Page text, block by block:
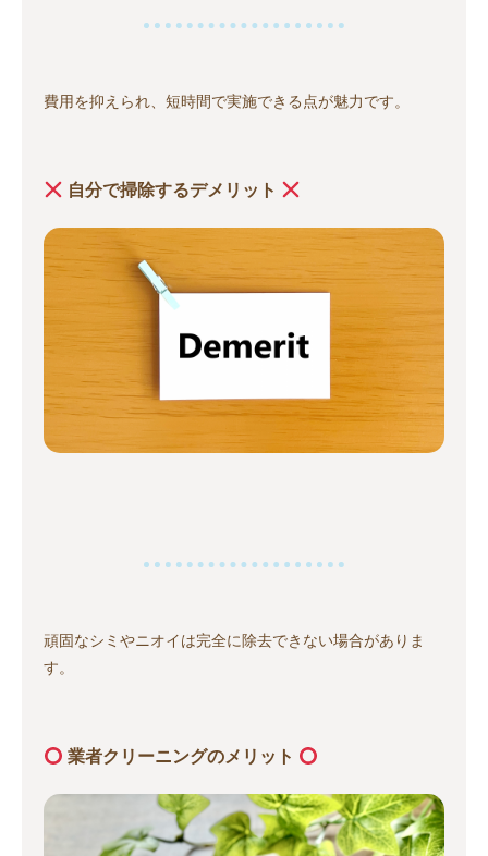
費用を抑えられ、短時間で実施できる点が魅力です。
自分で掃除するデメリット
頑固なシミやニオイは完全に除去できない場合がありま
す。
業者クリーニングのメリット